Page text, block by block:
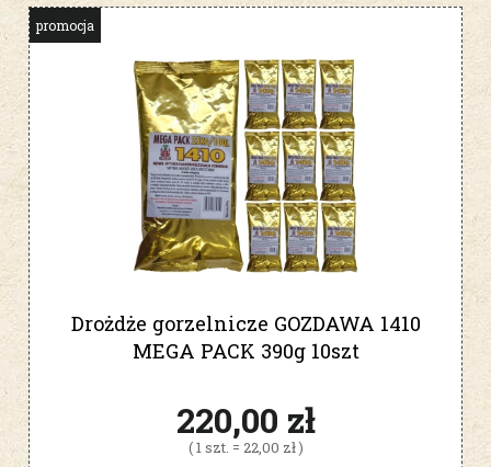
Drożdże gorzelnicze GOZDAWA 1410
MEGA PACK 390g 10szt
220,00 zł
( 1 szt. = 22,00 zł )
promocja